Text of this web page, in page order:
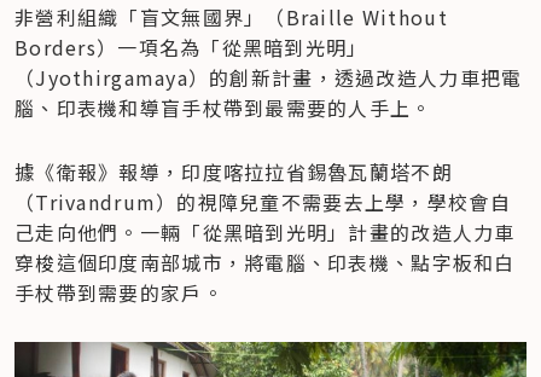
非營利組織「盲文無國界」（Braille Without
Borders）一項名為「從黑暗到光明」
（Jyothirgamaya）的創新計畫，透過改造人力車把電
腦、印表機和導盲手杖帶到最需要的人手上。
據《衛報》報導，印度喀拉拉省錫魯瓦蘭塔不朗
（Trivandrum）的視障兒童不需要去上學，學校會自
己走向他們。一輛「從黑暗到光明」計畫的改造人力車
穿梭這個印度南部城市，將電腦、印表機、點字板和白
手杖帶到需要的家戶。